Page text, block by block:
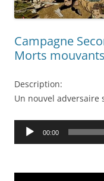
Campagne
Morts mouvants
Description:
Un nouvel adversaire
Audio
00:00